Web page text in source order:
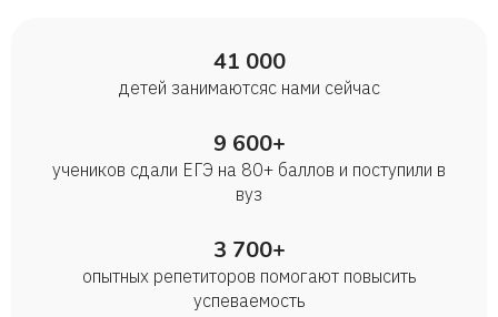
41 000
детей занимаются с нами сейчас
9 600+
учеников сдали ЕГЭ на 80+ баллов и поступили в
вуз
3 700+
опытных репетиторов помогают повысить
успеваемость